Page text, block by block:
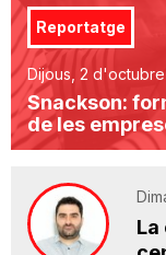
Reportatge
Dijous, 2
Snackson:
de les
La